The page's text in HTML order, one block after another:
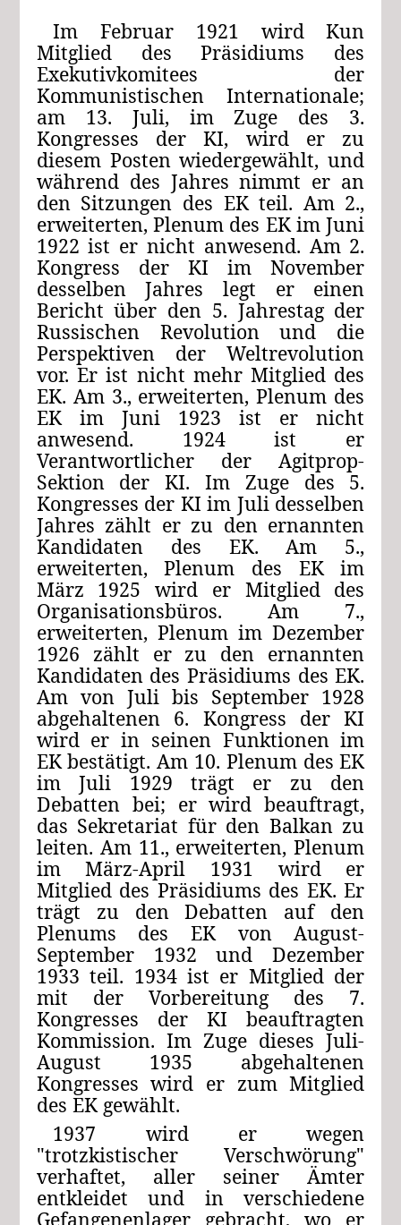
Im Februar 1921 wird Kun
Mitglied des Präsidiums des
Exekutivkomitees der
Kommunistischen Internationale;
am 13. Juli, im Zuge des 3.
Kongresses der KI, wird er zu
diesem Posten wiedergewählt, und
während des Jahres nimmt er an
den Sitzungen des EK teil. Am 2.,
erweiterten, Plenum des EK im Juni
1922 ist er nicht anwesend. Am 2.
Kongress der KI im November
desselben Jahres legt er einen
Bericht über den 5. Jahrestag der
Russischen Revolution und die
Perspektiven der Weltrevolution
vor. Er ist nicht mehr Mitglied des
EK. Am 3., erweiterten, Plenum des
EK im Juni 1923 ist er nicht
anwesend. 1924 ist er
Verantwortlicher der Agitprop-
Sektion der KI. Im Zuge des 5.
Kongresses der KI im Juli desselben
Jahres zählt er zu den ernannten
Kandidaten des EK. Am 5.,
erweiterten, Plenum des EK im
März 1925 wird er Mitglied des
Organisationsbüros. Am 7.,
erweiterten, Plenum im Dezember
1926 zählt er zu den ernannten
Kandidaten des Präsidiums des EK.
Am von Juli bis September 1928
abgehaltenen 6. Kongress der KI
wird er in seinen Funktionen im
EK bestätigt. Am 10. Plenum des EK
im Juli 1929 trägt er zu den
Debatten bei; er wird beauftragt,
das Sekretariat für den Balkan zu
leiten. Am 11., erweiterten, Plenum
im März-April 1931 wird er
Mitglied des Präsidiums des EK. Er
trägt zu den Debatten auf den
Plenums des EK von August-
September 1932 und Dezember
1933 teil. 1934 ist er Mitglied der
mit der Vorbereitung des 7.
Kongresses der KI beauftragten
Kommission. Im Zuge dieses Juli-
August 1935 abgehaltenen
Kongresses wird er zum Mitglied
des EK gewählt.
1937 wird er wegen
"trotzkistischer Verschwörung"
verhaftet, aller seiner Ämter
entkleidet und in verschiedene
Gefangenenlager gebracht, wo er